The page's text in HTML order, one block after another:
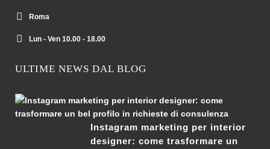
Roma
Lun - Ven 10.00 - 18.00
ULTIME NEWS DAL BLOG
Instagram marketing per interior
designer: come trasformare un